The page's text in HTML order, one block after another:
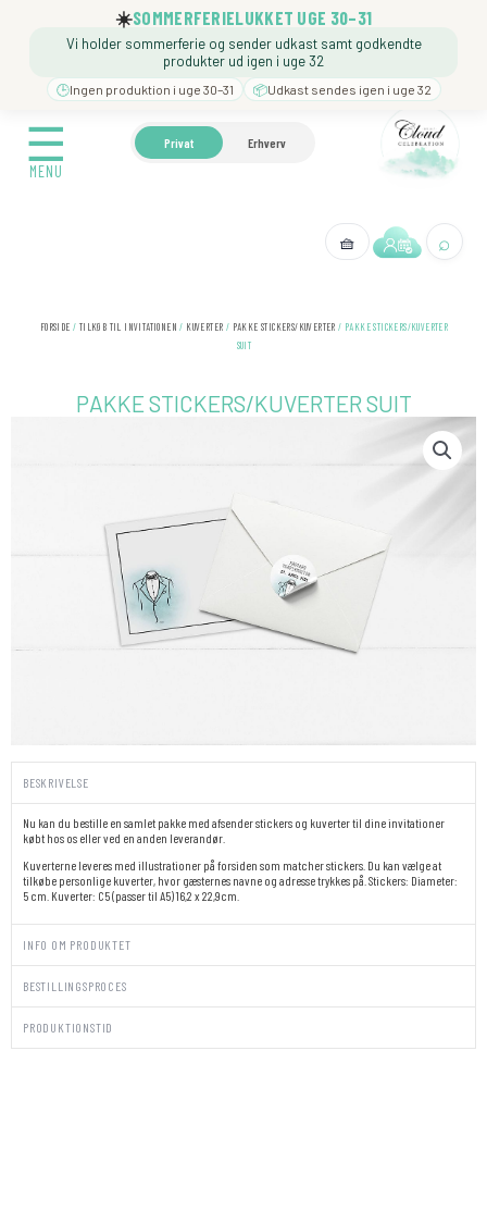
☀️SOMMERFERIELUKKET UGE 30–31
Vi holder sommerferie og sender udkast samt godkendte
produkter ud igen i uge 32
🕒Ingen produktion i uge 30–31 📦Udkast sendes igen i uge 32
☰
MENU
Privat Erhverv
🧺 ⌕
☰
MENU
❓️ BESØG
FORSIDE / TILKØB TIL INVITATIONEN / KUVERTER / PAKKE STICKERS/KUVERTER / PAKKE STICKERS/KUVERTER
SUIT
PAKKE STICKERS/KUVERTER SUIT
BESKRIVELSE
Nu kan du bestille en samlet pakke med afsender stickers og kuverter til dine invitationer
købt hos os eller ved en anden leverandør.
Kuverterne leveres med illustrationer på forsiden som matcher stickers. Du kan vælge at
tilkøbe personlige kuverter, hvor gæsternes navne og adresse trykkes på. Stickers: Diameter:
5 cm. Kuverter: C5 (passer til A5) 16,2 x 22,9cm.
INFO OM PRODUKTET
BESTILLINGSPROCES
PRODUKTIONSTID